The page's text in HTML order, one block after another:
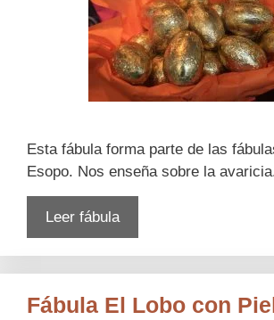
Esta fábula forma parte de las
Esopo. Nos enseña sobre la
Leer fábula
Fábula El Lobo con